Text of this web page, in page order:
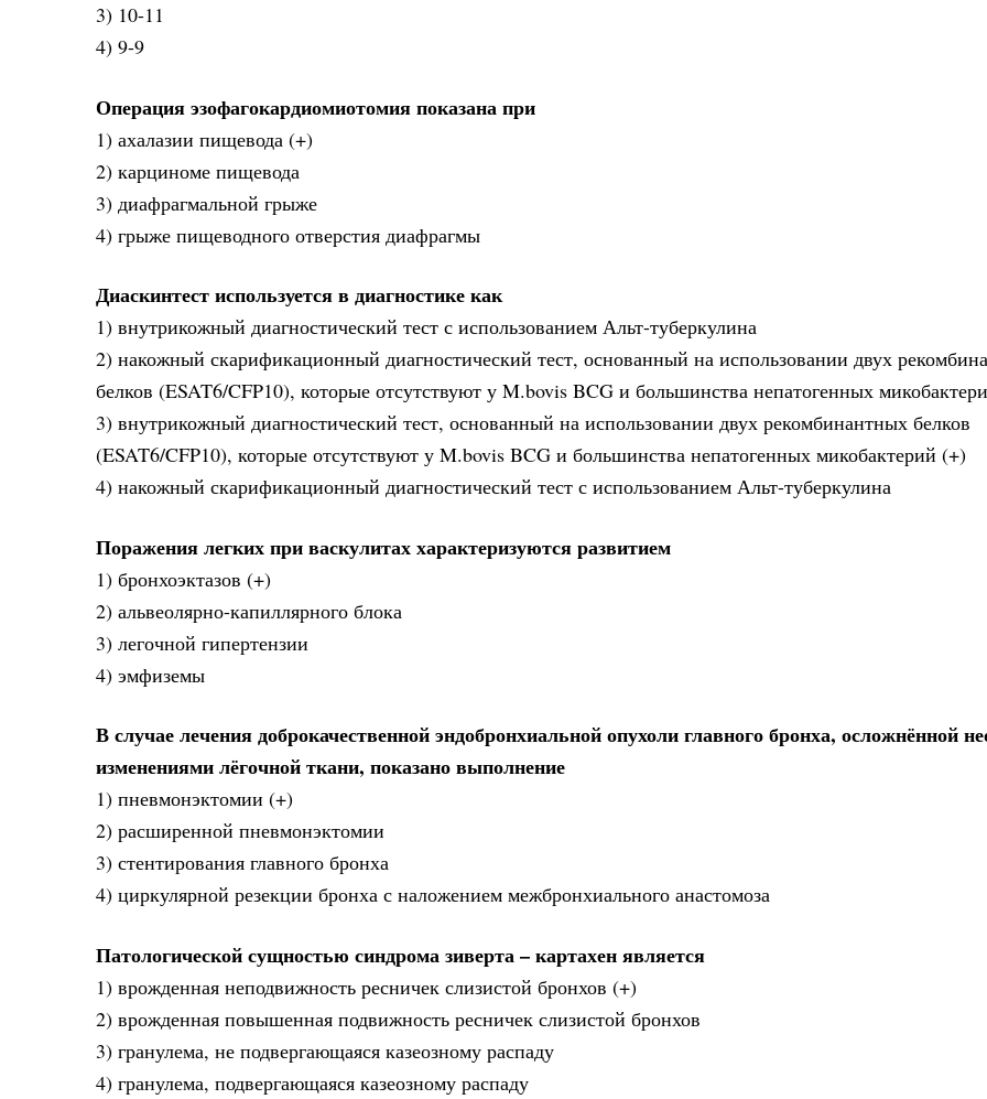
3) 10-11
4) 9-9
Операция эзофагокардиомиотомия показана при
1) ахалазии пищевода (+)
2) карциноме пищевода
3) диафрагмальной грыже
4) грыже пищеводного отверстия диафрагмы
Диаскинтест используется в диагностике как
1) внутрикожный диагностический тест с использованием Альт-туберкулина
2) накожный скарификационный диагностический тест, основанный на использовании двух
белков (ESAT6/CFP10), которые отсутствуют у M.bovis BCG и большинства непатогенных
3) внутрикожный диагностический тест, основанный на использовании двух рекомбинантных белков
(ESAT6/CFP10), которые отсутствуют у M.bovis BCG и большинства непатогенных микобактерий (+)
4) накожный скарификационный диагностический тест с использованием Альт-туберкулина
Поражения легких при васкулитах характеризуются развитием
1) бронхоэктазов (+)
2) альвеолярно-капиллярного блока
3) легочной гипертензии
4) эмфиземы
В случае лечения доброкачественной эндобронхиальной опухоли главного бронха, осложнённой
изменениями лёгочной ткани, показано выполнение
1) пневмонэктомии (+)
2) расширенной пневмонэктомии
3) стентирования главного бронха
4) циркулярной резекции бронха с наложением межбронхиального анастомоза
Патологической сущностью синдрома зиверта – картахен является
1) врожденная неподвижность ресничек слизистой бронхов (+)
2) врожденная повышенная подвижность ресничек слизистой бронхов
3) гранулема, не подвергающаяся казеозному распаду
4) гранулема, подвергающаяся казеозному распаду